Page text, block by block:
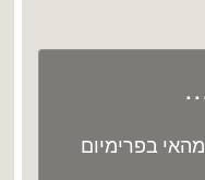
בפרימיום